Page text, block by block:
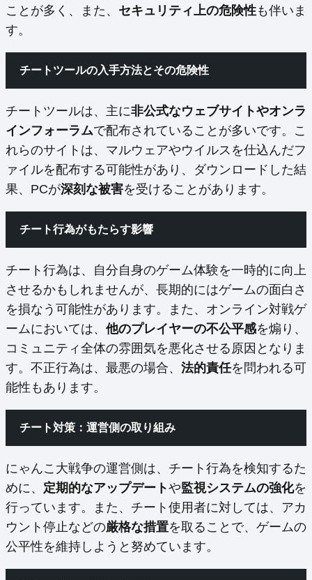
ことが多く、また、 セキュリティ上の危険性も伴いま
す。
チートツールの入手方法とその危険性
チートツールは、主に非公式なウェブサイトやオンラ
インフォーラムで配布されていることが多いです。こ
れらのサイトは、マルウェアやウイルスを仕込んだフ
ァイルを配布する可能性があり、ダウンロードした結
果、PCが深刻な被害を受けることがあります。
チート行為がもたらす影響
チート行為は、自分自身のゲーム体験を一時的に向上
させるかもしれませんが、長期的にはゲームの面白さ
を損なう可能性があります。また、オンライン対戦ゲ
ームにおいては、 他のプレイヤーの不公平感を煽り、
コミュニティ全体の雰囲気を悪化させる原因となりま
す。不正行為は、最悪の場合、 法的責任を問われる可
能性もあります。
チート対策：運営側の取り組み
にゃんこ大戦争の運営側は、チート行為を検知するた
めに、 定期的なアップデートや監視システムの強化を
行っています。また、チート使用者に対しては、アカ
ウント停止などの厳格な措置を取ることで、ゲームの
公平性を維持しようと努めています。